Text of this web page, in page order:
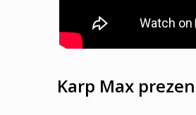
Karp Max